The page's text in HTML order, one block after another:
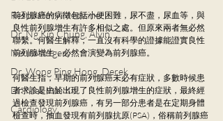
Respiratory Medicine
Dr. Ng Kin Chung, Alvin
Neurosurgery
Dr. Wong Ping Hong, Derek
Dr. Mak Wai Kit
Cardiology
前列腺癌的病徵包括小便困難，尿不盡，尿血等，與
良性前列腺增生有許多相似之處。但原來兩者無必然
聯繫。何醫生解釋，一直沒有科學的證據能證實良性
前列腺增生，必然會演變為前列腺癌。
何醫生指，早期的前列腺癌未必有症狀，多數時候患
者求診是由於出現了良性前列腺增生的症狀，最終經
過檢查發現前列腺癌，有另一部分患者是在定期身體
檢查時，抽血發現有前列腺抗原(PSA)，俗稱前列腺癌